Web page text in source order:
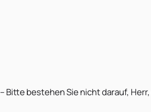
– Bitte bestehen Sie nicht darauf,